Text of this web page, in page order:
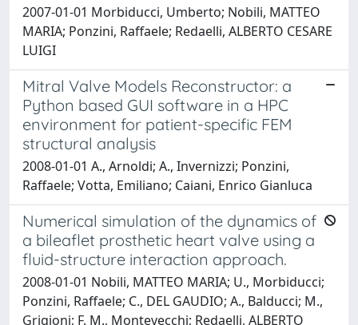
2007-01-01 Morbiducci, Umberto; Nobili, MATTEO
MARIA; Ponzini, Raffaele; Redaelli, ALBERTO CESARE
LUIGI
Mitral Valve Models Reconstructor: a
Python based GUI software in a HPC
environment for patient-specific FEM
structural analysis
2008-01-01 A., Arnoldi; A., Invernizzi; Ponzini,
Raffaele; Votta, Emiliano; Caiani, Enrico Gianluca
Numerical simulation of the dynamics of
a bileaflet prosthetic heart valve using a
fluid-structure interaction approach.
2008-01-01 Nobili, MATTEO MARIA; U., Morbiducci;
Ponzini, Raffaele; C., DEL GAUDIO; A., Balducci; M.,
Grigioni; F. M., Montevecchi; Redaelli, ALBERTO